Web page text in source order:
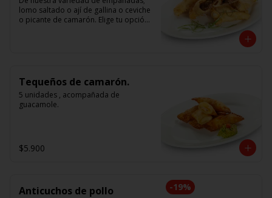
lomo saltado o ají de gallina o ceviche
o picante de camarón. Elige tu opción
Tequeños de camarón.
5 unidades , acompañada de
guacamole.
$5.900
-19%
Anticuchos de pollo